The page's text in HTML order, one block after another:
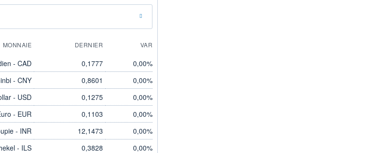
MONNAIE DERNIER VAR
- CAD 0,1777 0,00%
- CNY 0,8601 0,00%
- USD 0,1275 0,00%
- EUR 0,1103 0,00%
- INR 12,1473 0,00%
- ILS 0,3828 0,00%